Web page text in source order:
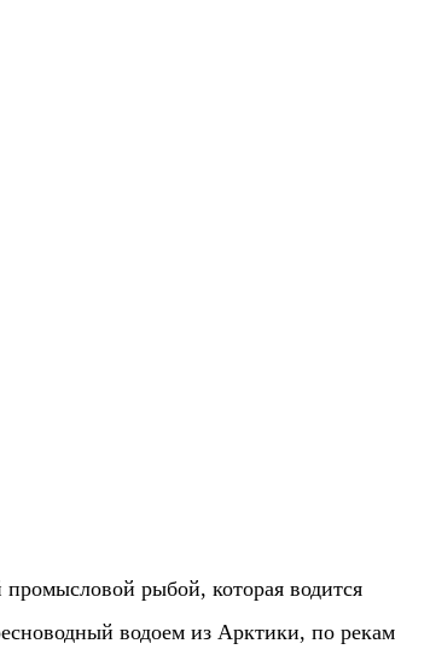
рыбой, которая водится
водоем из Арктики, по рекам